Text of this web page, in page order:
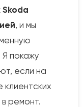
, и мы
Я покажу
если на
клиентских
ремонт.